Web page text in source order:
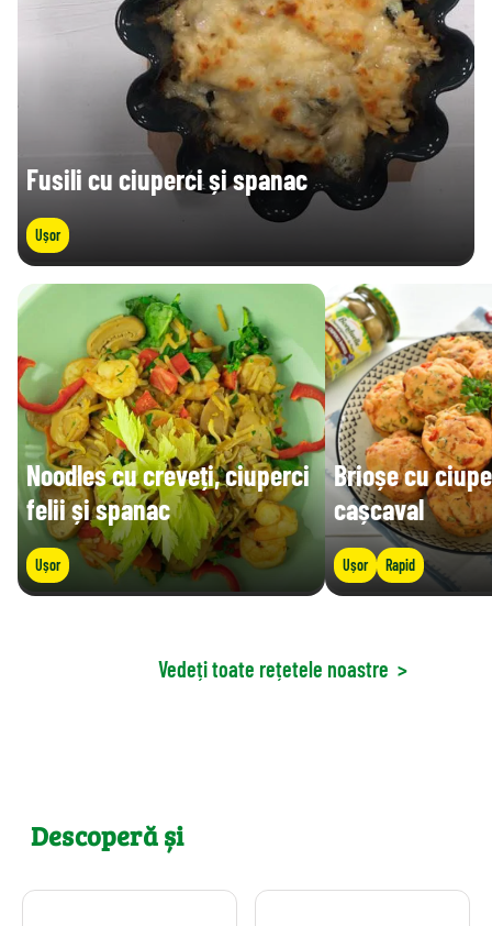
Fusili cu ciuperci și spanac
Ușor
Noodles cu creveți, ciuperci
felii și spanac
Ușor
Brioșe cu
cașcaval
Ușor Rapid
Vedeți toate rețetele noastre >
Descoperă și